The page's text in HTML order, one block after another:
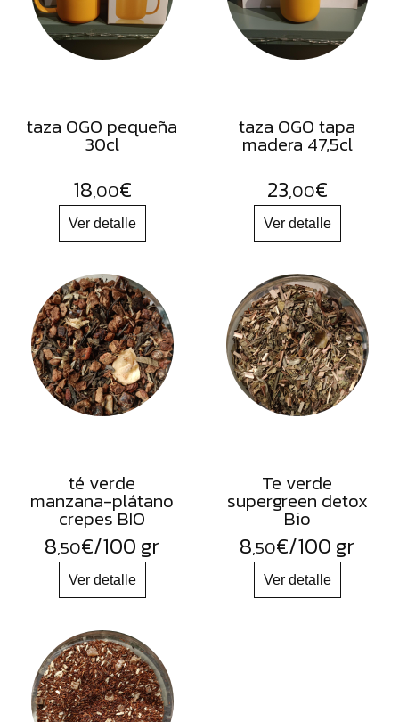
FRUTOS
SECOS
SAL
HARINAS
ACEITES
FLORES
PRODUCTOS
ACCESORIOS
ALIMENTOS
DESHIDRATADOS
taza OGO pequeña
30cl
18,00€
taza OGO tapa
madera 47,5cl
23,00€
té verde
manzana-plátano
crepes BIO
8,50€/100 gr
Te verde
supergreen detox
Bio
8,50€/100 gr